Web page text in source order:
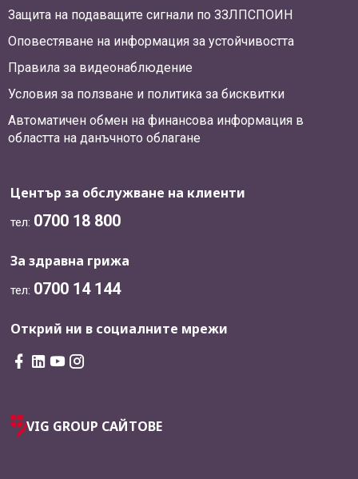
Защита на подаващите сигнали по ЗЗЛПСПОИН
Оповестяване на информация за устойчивостта
Правила за видеонаблюдение
Условия за ползване и политика за бисквитки
Автоматичен обмен на финансова информация в
областта на данъчното облагане
Център за обслужване на клиенти
тел: 0700 18 800
За здравна грижа
тел: 0700 14 144
Открий ни в социалните мрежи
VIG GROUP САЙТОВЕ